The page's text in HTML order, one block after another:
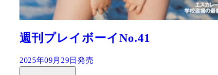
週刊プレイボーイNo.41
2025年09月29日発売